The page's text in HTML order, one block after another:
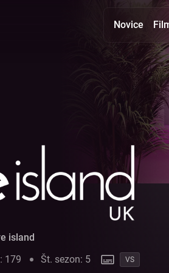
online | VOYO
Novice
island
179 Št. sezon: 5 VS